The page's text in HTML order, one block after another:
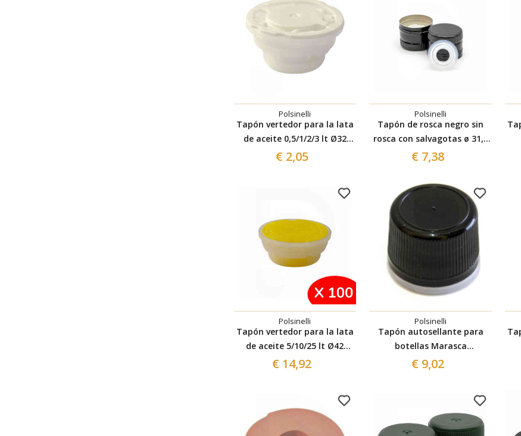
Polsinelli
Tapón vertedor para la lata
de aceite 0,5/1/2/3 lt Ø32
(unid.16)
€ 2,05
Polsinelli
Tapón de rosca negro sin
rosca con salvagotas ø 31,5
(100 Pcs)
€ 7,38
Polsinelli
Tapón vertedor para la lata
de aceite 5/10/25 lt Ø42
(unid.100)
€ 14,92
Polsinelli
Tapón autosellante para
botellas Marasca
transparente ml 100 (100
€ 9,02